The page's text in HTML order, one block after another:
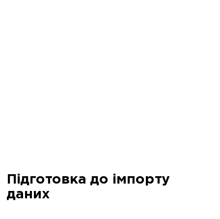
Підготовка до імпорту
даних